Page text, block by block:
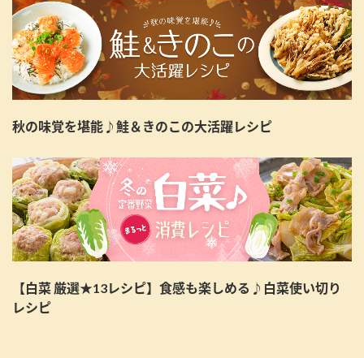
秋の味覚を堪能♪鮭＆きのこの大活躍レシピ
【白菜 厳選★13レシピ】食感も楽しめる♪白菜使い切り
レシピ